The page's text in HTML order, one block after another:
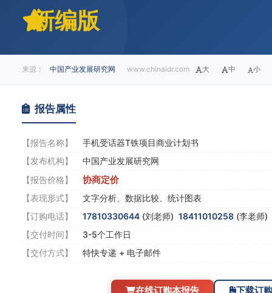
新编版
来源： 中国产业发展研究网 www.chinaidr.com 大 中 小
报告属性
【报告名称】
手机受话器T铁项目商业计划书
【发布机构】
中国产业发展研究网
【报告价格】
协商定价
【表现形式】
文字分析、数据比较、统计图表
【订购电话】
17810330644 (刘老师) 18411010258 (李老师)
【交付时间】
3-5个工作日
【交付方式】
特快专递 + 电子邮件
在线订购本报告 下载订